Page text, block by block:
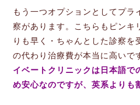
もう一つオプションとしてプラ
察があります。こちらもピンキ
りも早く・ちゃんとした診察を
の代わり治療費が本当に高いで
イベートクリニックは日本語で
め安心なのですが、英系よりも